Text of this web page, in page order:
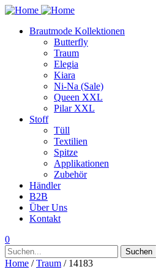
Brautmode Kollektionen
Butterfly
Traum
Elegia
Kiara
Ni-Na (Sale)
Queen XXL
Pilar XXL
Stoff
Tüll
Textilien
Spitze
Applikationen
Zubehör
Händler
B2B
Über Uns
Kontakt
0
Suchen
nach:
Suchen
Home /Traum / 14183